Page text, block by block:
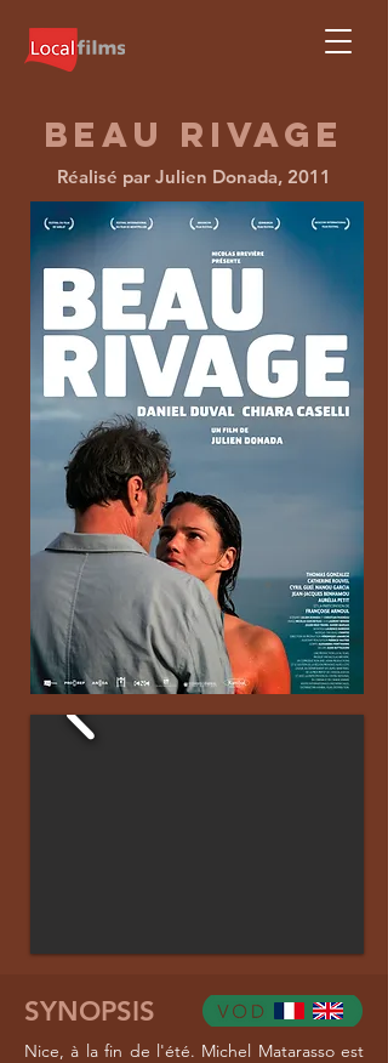
BEAU RIVAGE
Réalisé par Julien Donada, 2011
SYNOPSIS
Nice, à la fin de l'été. Michel Matarasso est